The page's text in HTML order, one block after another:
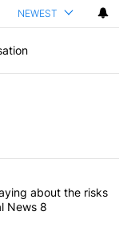
NEWEST
articles in the last
are saying
about the risks
News 8